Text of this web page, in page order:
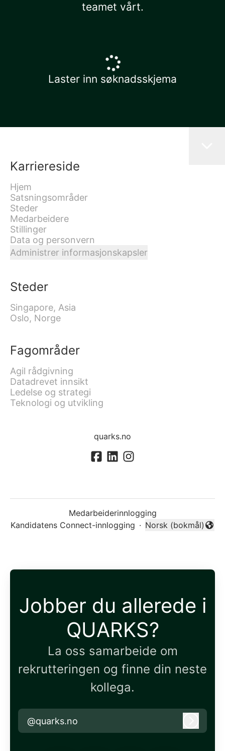
teamet vårt.
Laster inn søknadsskjema
Karriereside
Hjem
Satsningsområder
Steder
Medarbeidere
Stillinger
Data og personvern
Administrer informasjonskapsler
Steder
Singapore, Asia
Oslo, Norge
Fagområder
Agil rådgivning
Datadrevet innsikt
Ledelse og strategi
Teknologi og utvikling
quarks.no
Medarbeiderinnlogging
Kandidatens Connect-innlogging ·
Endre språk
Norsk (bokmål)
Jobber du allerede i
QUARKS?
La oss samarbeide om
rekrutteringen og finne din neste
kollega.
@quarks.no